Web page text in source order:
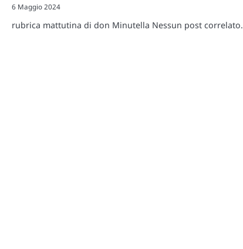
6 Maggio 2024
rubrica mattutina di don Minutella Nessun post correlato.